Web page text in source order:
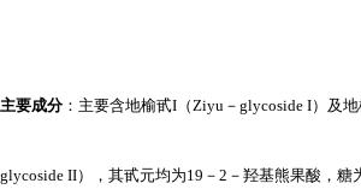
主要成分：主要含地榆甙I（Ziyu－glycoside I）及
glycoside II），其甙元均为19－2－羟基熊果酸，糖